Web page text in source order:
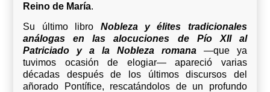
Reino de María.
Su último libro Nobleza y élites tradicionales
análogas en las alocuciones de Pío XII
al
Patriciado y a la Nobleza romana—que ya
tuvimos ocasión de elogiar— apareció varias
décadas después de los últimos discursos del
añorado Pontífice, rescatándolos de un profundo